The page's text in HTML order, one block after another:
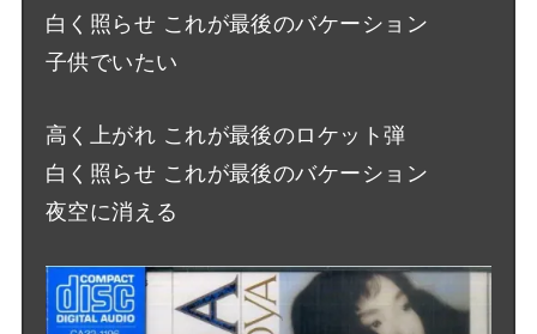
白く照らせ これが最後のバケーション
子供でいたい
高く上がれ これが最後のロケット弾
白く照らせ これが最後のバケーション
夜空に消える